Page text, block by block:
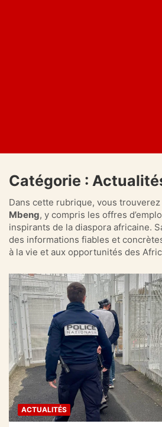
Catégorie :
Dans cette rubrique, vous trouverez
Mbeng, y compris les offres
inspirants de la diaspora africaine.
des informations fiables et
à la vie et aux opportunités des
ACTUALITÉS